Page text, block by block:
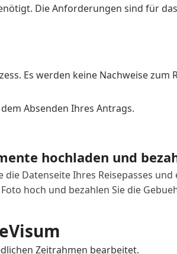
Die Anforderungen sind für
Es werden keine Nachweise
Absenden Ihres Antrags.
hochladen und
die Datenseite Ihres Reisepasses und
hoch und bezahlen Sie die
Zeitrahmen bearbeitet.